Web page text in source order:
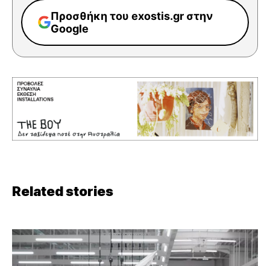
Προσθήκη του exostis.gr στην
Google
Related stories